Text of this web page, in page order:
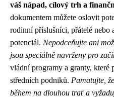
váš nápad, cílový trh a
dokumentem můžete oslovit
rodinní příslušníci, přátelé nebo
potenciál. Nepodceňujte ani
jsou speciálně navrženy pro
vládní programy a granty, které
středních podniků. Pamatujte,
během na dlouhou trať a